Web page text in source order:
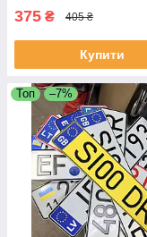
375 ₴ 405 ₴
Купити
Топ –7%